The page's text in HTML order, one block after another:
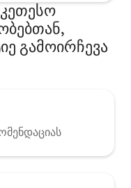
გამოირჩევა